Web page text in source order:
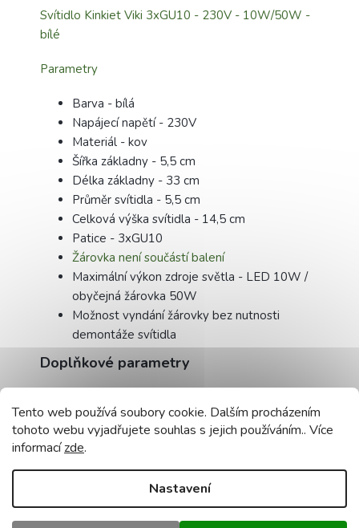
Tento web používá soubory cookie. Dalším procházením
tohoto webu vyjadřujete souhlas s jejich používáním.. Více
informacízde.
Nastavení
Svítidlo Kinkiet Viki 3xGU10 - 230V - 10W/50W -
bílé
Parametry
Barva - bílá
Napájecí napětí - 230V
Materiál - kov
Šířka základny - 5,5 cm
Délka základny - 33 cm
Průměr svítidla - 5,5 cm
Celková výška svítidla - 14,5 cm
Patice - 3xGU10
Žárovka není součástí balení
Maximální výkon zdroje světla - LED 10W /
obyčejná žárovka 50W
Možnost vyndání žárovky bez nutnosti
demontáže svítidla
Doplňkové parametry
LED svítidla a světla - vše online a
skladem 🏠
Záruka:
2 roky
Hmotnost
Barva
produktu:
bílá